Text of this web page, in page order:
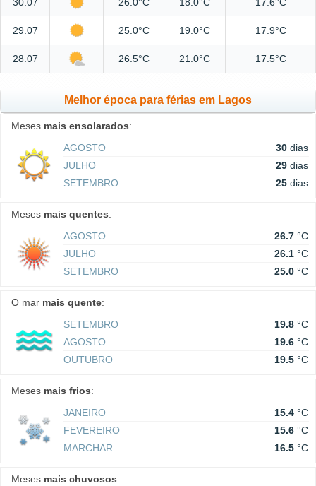
30.07 26.0°C 18.0°C 17.6°C
29.07 25.0°C 19.0°C 17.9°C
28.07 26.5°C 21.0°C 17.5°C
Melhor época para férias em Lagos
Meses mais ensolarados:
AGOSTO
30 dias
JULHO
29 dias
SETEMBRO
25 dias
Meses mais quentes:
AGOSTO
26.7 °C
JULHO
26.1 °C
SETEMBRO
25.0 °C
O mar mais quente:
SETEMBRO
19.8 °C
AGOSTO
19.6 °C
OUTUBRO
19.5 °C
Meses mais frios:
JANEIRO
15.4 °C
FEVEREIRO
15.6 °C
MARCHAR
16.5 °C
Meses mais chuvosos: